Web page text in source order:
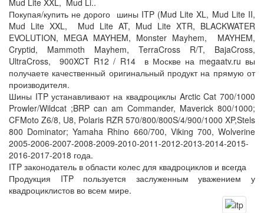
Mud Lite XXL, Mud Li..
Покупая/купить не дорого шины ITP (Mud Lite XL, Mud Lite II,
Mud Lite XXL, Mud Lite AT, Mud Lite XTR, BLACKWATER
EVOLUTION, MEGA MAYHEM, Monster Mayhem, MAYHEM,
Cryptid, Mammoth Mayhem, TerraCross R/T, BajaCross,
UltraCross, 900XCT R12 / R14 в Москве на megaatv.ru вы
получаете качественный оригинальный продукт на прямую от
производителя.
Шины ITP устанавливают на квадроциклы Arctic Cat 700/1000
Prowler/Wildcat ;BRP can am Commander, Maverick 800/1000;
CFMoto Z6/8, U8, Polaris RZR 570/800/800S/4/900/1000 XP,Stels
800 Dominator; Yamaha Rhino 660/700, Viking 700, Wolverine
2005-2006-2007-2008-2009-2010-2011-2012-2013-2014-2015-
2016-2017-2018 года.
ITP законодатель в области колес для квадроциклов и всегда
Продукция ITP пользуется заслуженным уважением у
квадроциклистов во всем мире.